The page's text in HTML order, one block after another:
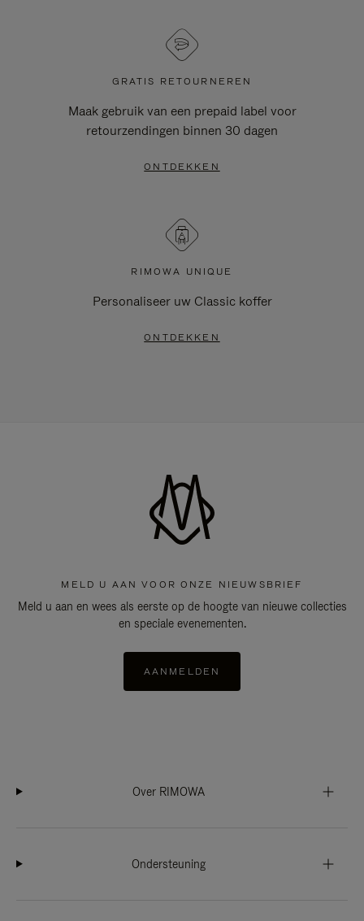
GRATIS RETOURNEREN
Maak gebruik van een prepaid label voor
retourzendingen binnen 30 dagen
ONTDEKKEN
RIMOWA UNIQUE
Personaliseer uw Classic koffer
ONTDEKKEN
MELD U AAN VOOR ONZE NIEUWSBRIEF
Meld u aan en wees als eerste op de hoogte van nieuwe collecties
en speciale evenementen.
AANMELDEN
Over RIMOWA
Ondersteuning